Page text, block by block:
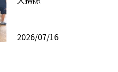
2026/07/16